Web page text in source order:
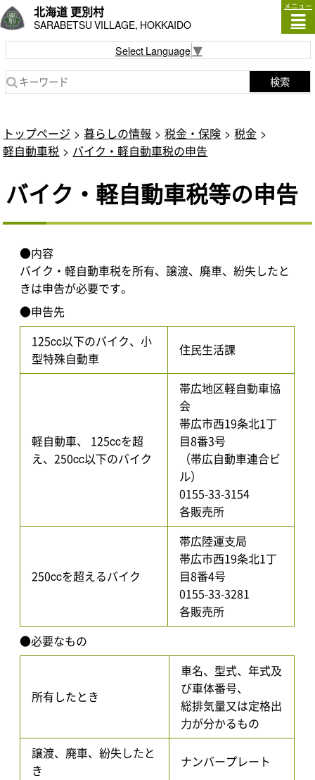
北海道 更別村
SARABETSU VILLAGE, HOKKAIDO
メニュー
Select Language▼
検索
トップページ 暮らしの情報 税金・保険
税金
軽自動車税
バイク・軽自動車税の申告
バイク・軽自動車税等の申告
●内容
バイク・軽自動車税を所有、譲渡、廃車、紛失したと
きは申告が必要です。
●申告先
125cc以下のバイク、小
型特殊自動車
住民生活課
軽自動車、 125ccを超
え、250cc以下のバイク
帯広地区軽自動車協
会
帯広市西19条北1丁
目8番3号
（帯広自動車連合ビ
ル）
0155-33-3154
各販売所
250ccを超えるバイク
帯広陸運支局
帯広市西19条北1丁
目8番4号
0155-33-3281
各販売所
●必要なもの
所有したとき
車名、型式、年式及
び車体番号、
総排気量又は定格出
力が分かるもの
譲渡、廃車、紛失したと
き
ナンバープレート